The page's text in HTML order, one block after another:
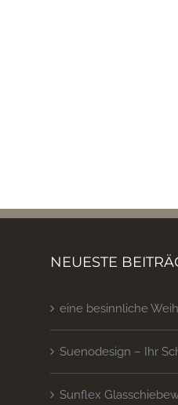
NEUESTE
eine besinnliche
Suenodesign – Ihr
Sunflex